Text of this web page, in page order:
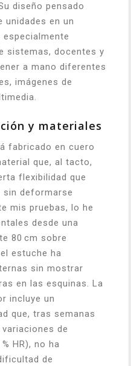
diseño pensado
unidades en un
sistemas, docentes y
a mano diferentes
imágenes de
y materiales
fabricado en cuero
que, al tacto,
flexibilidad que
deformarse
mis pruebas, lo he
desde una
80 cm sobre
estuche ha
sin mostrar
en las esquinas. La
incluye un
que, tras semanas
de
HR), no ha
de